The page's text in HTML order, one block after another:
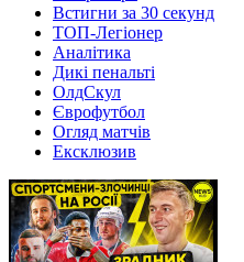
Встигни за 30 секунд
ТОП-Легіонер
Аналітика
Дикі пенальті
ОлдСкул
Єврофутбол
Огляд матчів
Ексклюзив